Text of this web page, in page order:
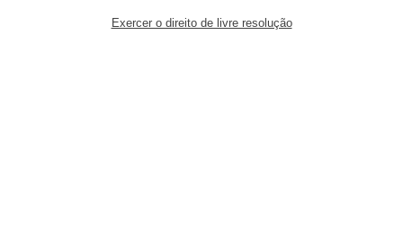
Exercer o direito de livre resolução